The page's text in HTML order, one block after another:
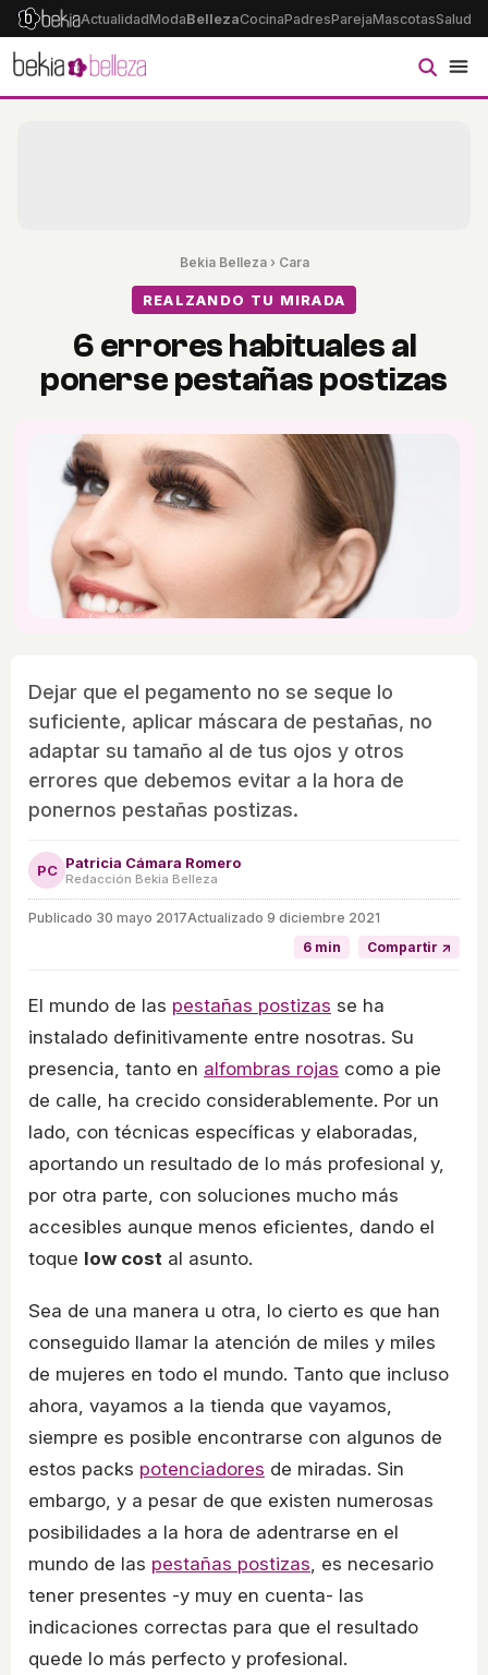
ActualidadModaBellezaCocinaPadresParejaMascotasSalud
Bekia Belleza› Cara
REALZANDO TU MIRADA
6 errores habituales al
ponerse pestañas postizas
Dejar que el pegamento no se seque lo
suficiente, aplicar máscara de pestañas, no
adaptar su tamaño al de tus ojos y otros
errores que debemos evitar a la hora de
ponernos pestañas postizas.
PC Patricia Cámara Romero
Redacción Bekia Belleza
Publicado 30 mayo 2017Actualizado 9 diciembre 2021
6 min
Compartir ↗
El mundo de las pestañas postizas se ha
instalado definitivamente entre nosotras. Su
presencia, tanto en alfombras rojas como a pie
de calle, ha crecido considerablemente. Por un
lado, con técnicas específicas y elaboradas,
aportando un resultado de lo más profesional y,
por otra parte, con soluciones mucho más
accesibles aunque menos eficientes, dando el
toque low cost al asunto.
Sea de una manera u otra, lo cierto es que han
conseguido llamar la atención de miles y miles
de mujeres en todo el mundo. Tanto que incluso
ahora, vayamos a la tienda que vayamos,
siempre es posible encontrarse con algunos de
estos packs potenciadores de miradas. Sin
embargo, y a pesar de que existen numerosas
posibilidades a la hora de adentrarse en el
mundo de las pestañas postizas, es necesario
tener presentes -y muy en cuenta- las
indicaciones correctas para que el resultado
quede lo más perfecto y profesional.